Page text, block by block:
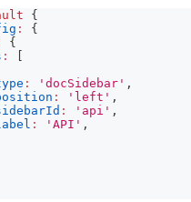
{
:
{
{
:
: 'docSidebar' ,
: 'left' ,
: 'api' ,
: 'API' ,